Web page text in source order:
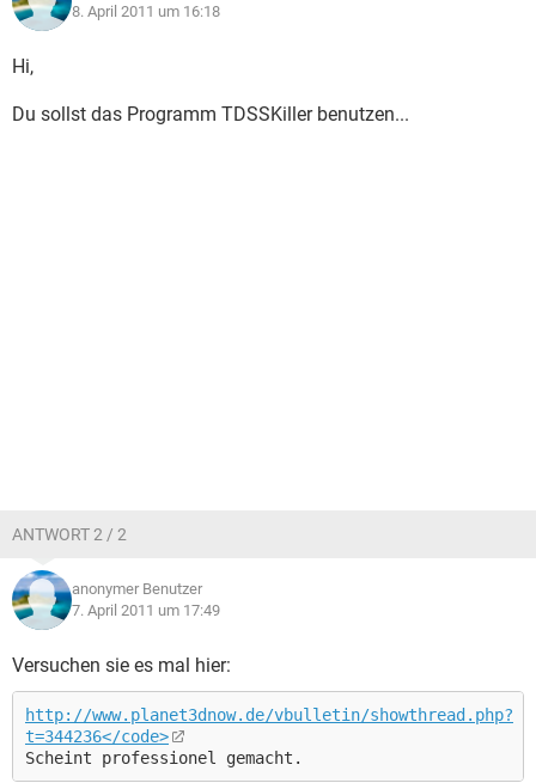
8. April 2011 um 16:18
Hi,
Du sollst das Programm TDSSKiller benutzen...
ANTWORT 2 / 2
anonymer Benutzer
7. April 2011 um 17:49
Versuchen sie es mal hier:
http://www.planet3dnow.de/vbulletin/showthread.php?
t=344236</code>
Scheint professionel gemacht.